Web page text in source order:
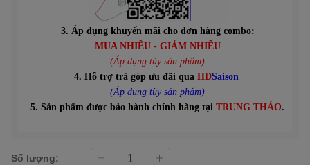
3. Áp dụng khuyến mãi cho đơn hàng combo:
MUA NHIỀU - GIẢM NHIỀU
(Áp dụng tùy sản phẩm)
4. Hỗ trợ trả góp ưu đãi qua HDSaison
(Áp dụng tùy sản phẩm)
5. Sản phẩm được bảo hành chính hãng tại TRUNG THẢO.
Số lượng: